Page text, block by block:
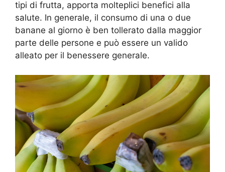
tipi di frutta, apporta molteplici benefici alla
salute. In generale, il consumo di una o due
banane al giorno è ben tollerato dalla maggior
parte delle persone e può essere un valido
alleato per il benessere generale.